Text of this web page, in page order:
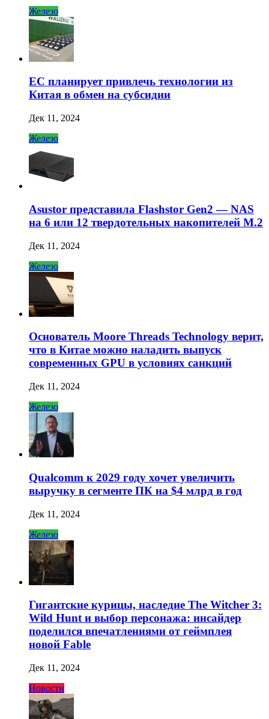
Железо
ЕС планирует привлечь технологии из
Китая в обмен на субсидии
Дек 11, 2024
Железо
Asustor представила Flashstor Gen2 — NAS
на 6 или 12 твердотельных накопителей M.2
Дек 11, 2024
Железо
Основатель Moore Threads Technology верит,
что в Китае можно наладить выпуск
современных GPU в условиях санкций
Дек 11, 2024
Железо
Qualcomm к 2029 году хочет увеличить
выручку в сегменте ПК на $4 млрд в год
Дек 11, 2024
Железо
Гигантские курицы, наследие The Witcher 3:
Wild Hunt и выбор персонажа: инсайдер
поделился впечатлениями от геймплея
новой Fable
Дек 11, 2024
Новости